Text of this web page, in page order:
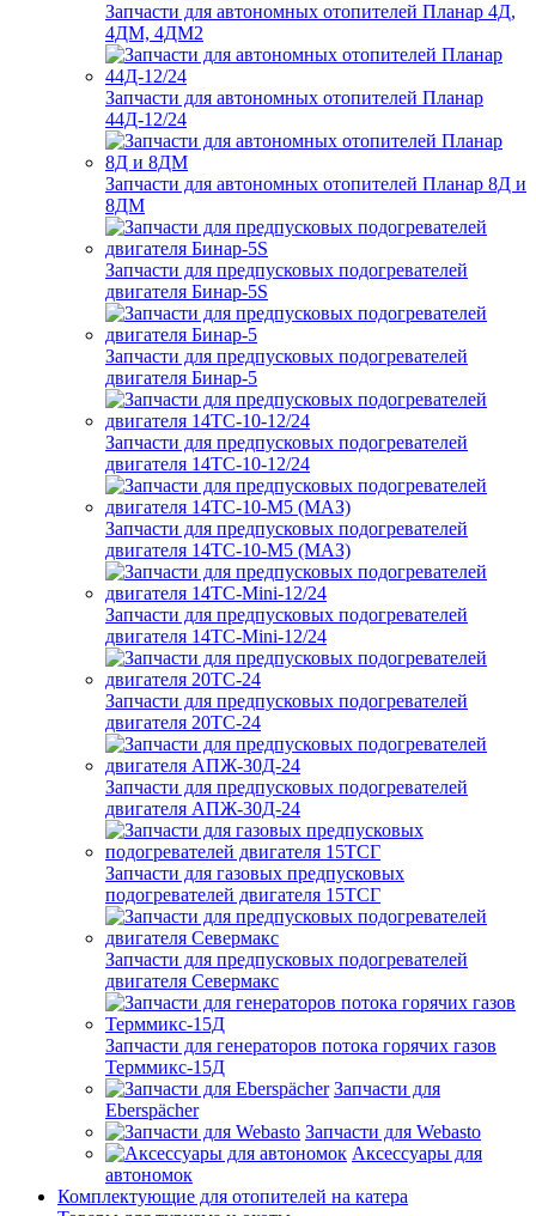
Запчасти для автономных отопителей Планар 4Д,
4ДМ, 4ДМ2
Запчасти для автономных отопителей Планар
44Д-12/24
Запчасти для автономных отопителей Планар 8Д и
8ДМ
Запчасти для предпусковых подогревателей
двигателя Бинар-5S
Запчасти для предпусковых подогревателей
двигателя Бинар-5
Запчасти для предпусковых подогревателей
двигателя 14ТС-10-12/24
Запчасти для предпусковых подогревателей
двигателя 14ТС-10-М5 (МАЗ)
Запчасти для предпусковых подогревателей
двигателя 14ТС-Mini-12/24
Запчасти для предпусковых подогревателей
двигателя 20ТС-24
Запчасти для предпусковых подогревателей
двигателя АПЖ-30Д-24
Запчасти для газовых предпусковых
подогревателей двигателя 15ТСГ
Запчасти для предпусковых подогревателей
двигателя Севермакс
Запчасти для генераторов потока горячих газов
Терммикс-15Д
Запчасти для
Eberspächer
Запчасти для Webasto
Аксессуары для
автономок
Комплектующие для отопителей на катера